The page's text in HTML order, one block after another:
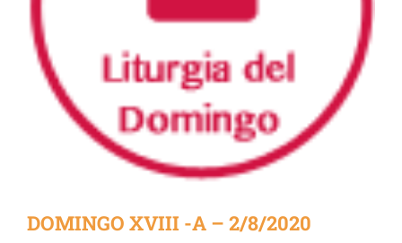
DOMINGO XVIII -A – 2/8/2020